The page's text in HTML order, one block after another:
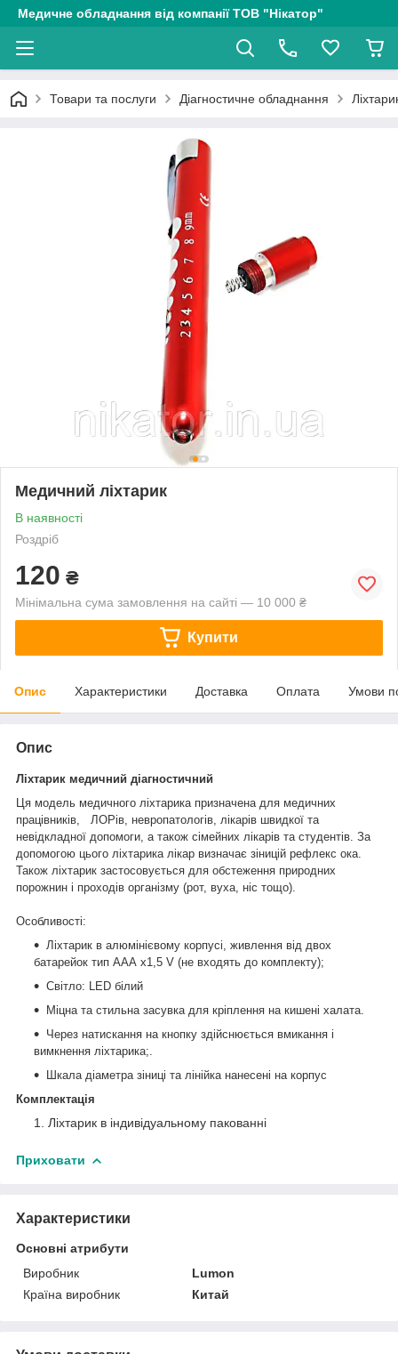
Медичне обладнання від компанії ТОВ "Нікатор"
Товари та послуги Діагностичне обладнання
Медичний ліхтарик
В наявності
Роздріб
120 ₴
Мінімальна сума замовлення на сайті — 10 000 ₴
Купити
Опис Характеристики Доставка Оплата Умови
Опис
Ліхтарик медичний діагностичний
Ця модель медичного ліхтарика призначена для медичних
працівників, ЛОРів, невропатологів, лікарів швидкої та
невідкладної допомоги, а також сімейних лікарів та студентів. За
допомогою цього ліхтарика лікар визначає зіницій рефлекс ока.
Також ліхтарик застосовується для обстеження природних
порожнин і проходів організму (рот, вуха, ніс тощо).
Особливості:
Ліхтарик в алюмінієвому корпусі, живлення від двох
батарейок тип ААА х1,5 V (не входять до комплекту);
Світло: LED білий
Міцна та стильна засувка для кріплення на кишені халата.
Через натискання на кнопку здійснюється вмикання і
вимкнення ліхтарика;.
Шкала діаметра зіниці та лінійка нанесені на корпус
Комплектація
Ліхтарик в індивідуальному пакованні
Приховати
Характеристики
Основні атрибути
Виробник
Lumon
Країна виробник
Китай